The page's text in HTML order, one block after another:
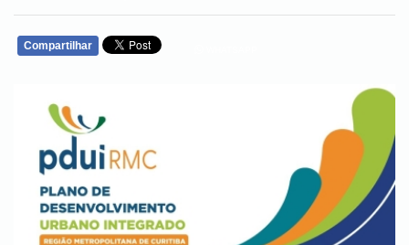
Compartilhar